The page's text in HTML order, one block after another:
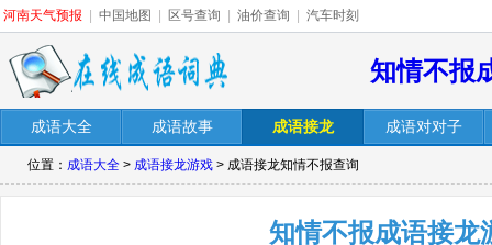
河南天气预报 中国地图 区号查询 油价查询 汽车时刻
知情不报
成语大全 成语故事 成语接龙 成语对对子
位置： 成语大全 > 成语接龙游戏 > 成语接龙知情不报查询
知情不报成语接龙